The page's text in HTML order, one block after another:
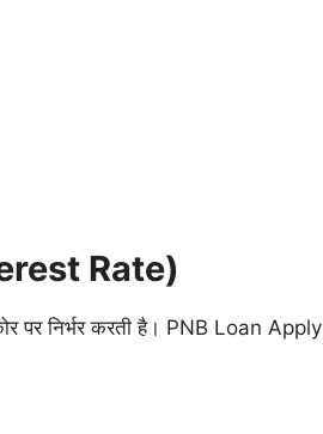
Rate)
पर निर्भर करती है। PNB Loan Apply